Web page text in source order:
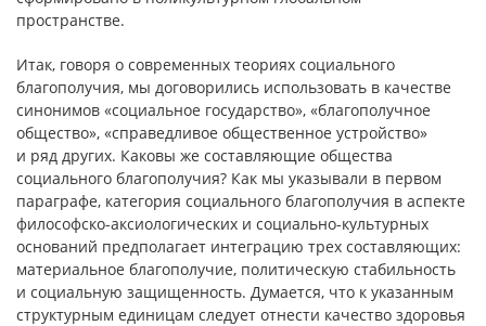
пространстве.
Итак, говоря о современных теориях социального
благополучия, мы договорились использовать в качестве
синонимов «социальное государство», «благополучное
общество», «справедливое общественное устройство»
и ряд других. Каковы же составляющие общества
социального благополучия? Как мы указывали в первом
параграфе, категория социального благополучия в аспекте
философско-аксиологических и социально-культурных
оснований предполагает интеграцию трех составляющих:
материальное благополучие, политическую стабильность
и социальную защищенность. Думается, что к указанным
структурным единицам следует отнести качество здоровья